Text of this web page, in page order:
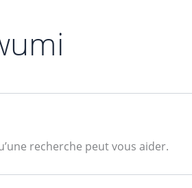
recherche peut vous aider.